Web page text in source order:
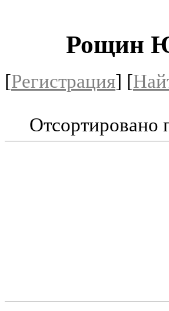
Рощин
[Регистрация] [
Отсортировано